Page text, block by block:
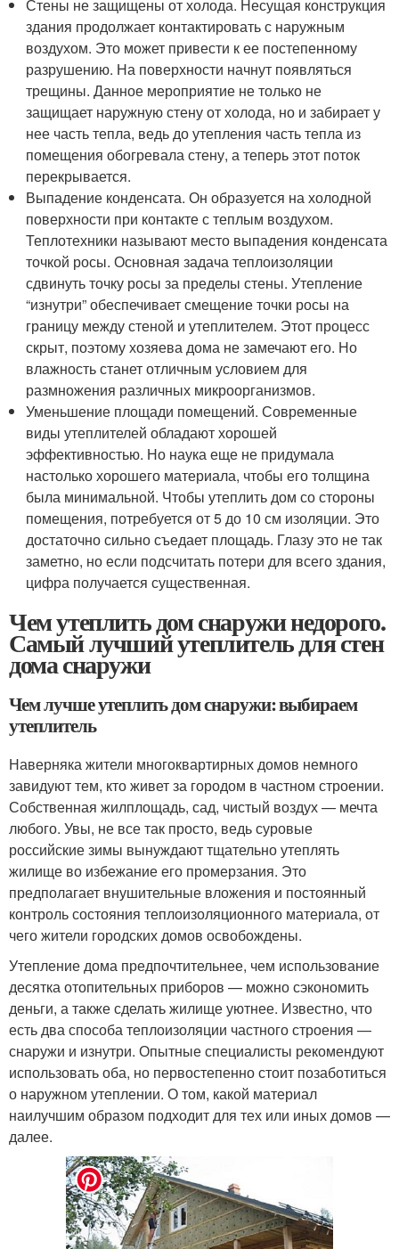
Стены не защищены от холода. Несущая конструкция
здания продолжает контактировать с наружным
воздухом. Это может привести к ее постепенному
разрушению. На поверхности начнут появляться
трещины. Данное мероприятие не только не
защищает наружную стену от холода, но и забирает у
нее часть тепла, ведь до утепления часть тепла из
помещения обогревала стену, а теперь этот поток
перекрывается.
Выпадение конденсата. Он образуется на холодной
поверхности при контакте с теплым воздухом.
Теплотехники называют место выпадения конденсата
точкой росы. Основная задача теплоизоляции
сдвинуть точку росы за пределы стены. Утепление
“изнутри” обеспечивает смещение точки росы на
границу между стеной и утеплителем. Этот процесс
скрыт, поэтому хозяева дома не замечают его. Но
влажность станет отличным условием для
размножения различных микроорганизмов.
Уменьшение площади помещений. Современные
виды утеплителей обладают хорошей
эффективностью. Но наука еще не придумала
настолько хорошего материала, чтобы его толщина
была минимальной. Чтобы утеплить дом со стороны
помещения, потребуется от 5 до 10 см изоляции. Это
достаточно сильно съедает площадь. Глазу это не так
заметно, но если подсчитать потери для всего здания,
цифра получается существенная.
Чем утеплить дом снаружи недорого.
Самый лучший утеплитель для стен
дома снаружи
Чем лучше утеплить дом снаружи: выбираем
утеплитель
Наверняка жители многоквартирных домов немного
завидуют тем, кто живет за городом в частном строении.
Собственная жилплощадь, сад, чистый воздух — мечта
любого. Увы, не все так просто, ведь суровые
российские зимы вынуждают тщательно утеплять
жилище во избежание его промерзания. Это
предполагает внушительные вложения и постоянный
контроль состояния теплоизоляционного материала, от
чего жители городских домов освобождены.
Утепление дома предпочтительнее, чем использование
десятка отопительных приборов — можно сэкономить
деньги, а также сделать жилище уютнее. Известно, что
есть два способа теплоизоляции частного строения —
снаружи и изнутри. Опытные специалисты рекомендуют
использовать оба, но первостепенно стоит позаботиться
о наружном утеплении. О том, какой материал
наилучшим образом подходит для тех или иных домов —
далее.